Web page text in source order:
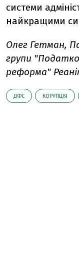
системи
найкращими
Олег Гетман,
групи
реформа"
ДФС КОРУПЦІЯ